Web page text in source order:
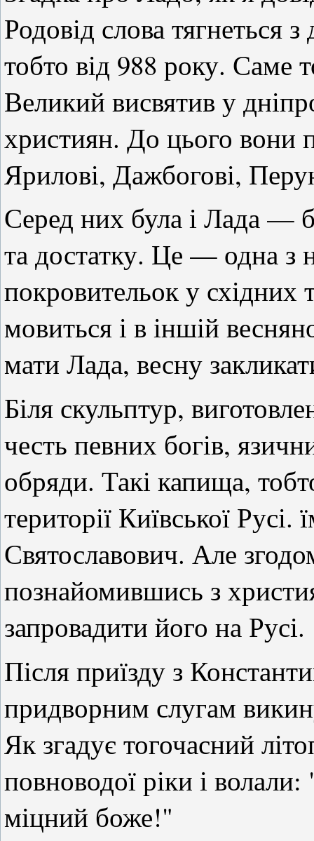
Родовід слова тягнеться
тобто від 988 року. Саме
Великий висвятив у
християн. До цього
Ярилові, Дажбогові,
Серед них була і Лада —
та достатку. Це — одна з
покровительок у східних
мовиться і в іншій
мати Лада, весну
Біля скульптур,
честь певних богів,
обряди. Такі капища,
території Київської
Святославович. Але
познайомившись з
запровадити його на Русі.
Після приїзду з
придворним слугам
Як згадує тогочасний
повноводої ріки і
міцний боже!"